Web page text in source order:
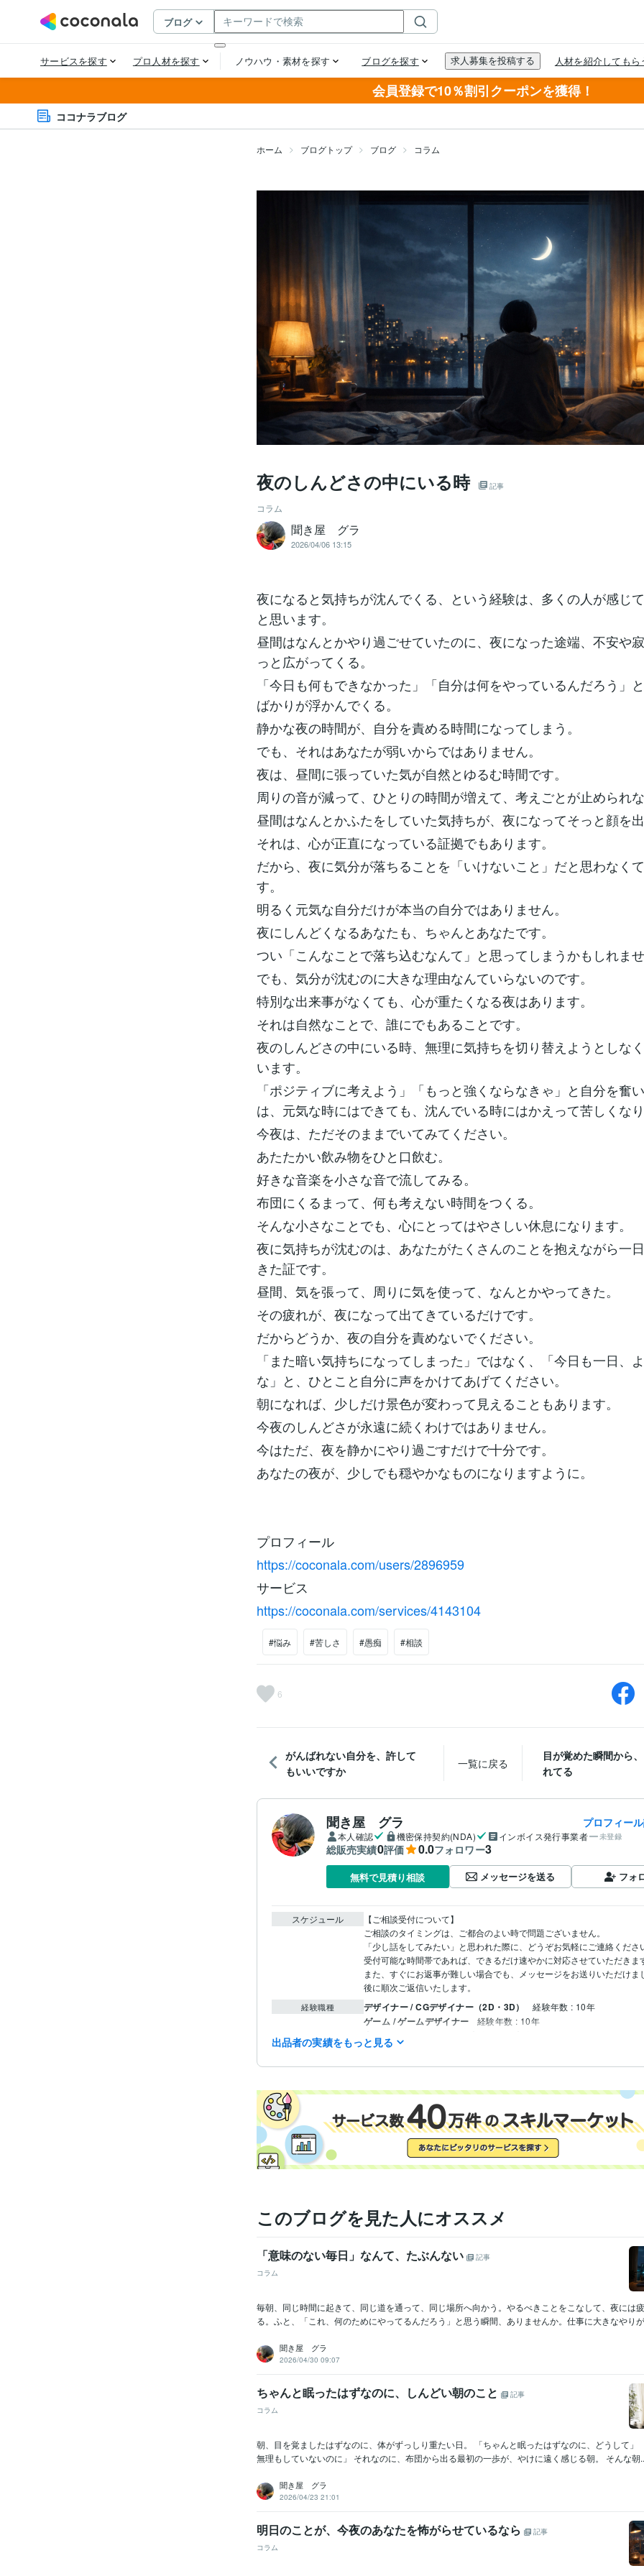
会員登録で10％割引クーポンを獲得！
ココナラブログ
ホーム ブログトップ ブログ コラム
夜のしんどさの中にいる時 記事
コラム
聞き屋 グラ
2026/04/06 13:15
夜になると気持ちが沈んでくる、という経験は、多くの人が感じ
と思います。
昼間はなんとかやり過ごせていたのに、夜になった途端、不安や
っと広がってくる。
「今日も何もできなかった」「自分は何をやっているんだろう」
ばかりが浮かんでくる。
静かな夜の時間が、自分を責める時間になってしまう。
でも、それはあなたが弱いからではありません。
夜は、昼間に張っていた気が自然とゆるむ時間です。
周りの音が減って、ひとりの時間が増えて、考えごとが止められな
昼間はなんとかふたをしていた気持ちが、夜になってそっと顔を出
それは、心が正直になっている証拠でもあります。
だから、夜に気分が落ちることを「いけないこと」だと思わなく
す。
明るく元気な自分だけが本当の自分ではありません。
夜にしんどくなるあなたも、ちゃんとあなたです。
つい「こんなことで落ち込むなんて」と思ってしまうかもしれませ
でも、気分が沈むのに大きな理由なんていらないのです。
特別な出来事がなくても、心が重たくなる夜はあります。
それは自然なことで、誰にでもあることです。
夜のしんどさの中にいる時、無理に気持ちを切り替えようとしな
います。
「ポジティブに考えよう」「もっと強くならなきゃ」と自分を奮
は、元気な時にはできても、沈んでいる時にはかえって苦しくなり
今夜は、ただそのままでいてみてください。
あたたかい飲み物をひと口飲む。
好きな音楽を小さな音で流してみる。
布団にくるまって、何も考えない時間をつくる。
そんな小さなことでも、心にとってはやさしい休息になります。
夜に気持ちが沈むのは、あなたがたくさんのことを抱えながら一
きた証です。
昼間、気を張って、周りに気を使って、なんとかやってきた。
その疲れが、夜になって出てきているだけです。
だからどうか、夜の自分を責めないでください。
「また暗い気持ちになってしまった」ではなく、「今日も一日、
な」と、ひとこと自分に声をかけてあげてください。
朝になれば、少しだけ景色が変わって見えることもあります。
今夜のしんどさが永遠に続くわけではありません。
今はただ、夜を静かにやり過ごすだけで十分です。
あなたの夜が、少しでも穏やかなものになりますように。
プロフィール
https://coconala.com/users/2896959
サービス
https://coconala.com/services/4143104
#悩み #苦しさ #愚痴 #相談
6
がんばれない自分を、許して
もいいですか
一覧に戻る
目が覚めた瞬間から
れてる
聞き屋 グラ プロフィー
本人確認 機密保持契約(NDA) インボイス発行事業者 未登録
総販売実績0評価 0.0フォロワー3
無料で見積り相談 メッセージを送る フォ
スケジュール
【ご相談受付について】
ご相談のタイミングは、ご都合のよい時で問題ございません。
「少し話をしてみたい」と思われた際に、どうぞお気軽にご連絡くださ
受付可能な時間帯であれば、できるだけ速やかに対応させていただきま
また、すぐにお返事が難しい場合でも、メッセージをお送りいただけま
後に順次ご返信いたします。
経験職種 デザイナー / CGデザイナー（2D・3D） 経験年数 : 10年
ゲーム / ゲームデザイナー 経験年数 : 10年
事務・ビジネスサポート / 事務（一般事務）
ライフスタイル・その他 / ゲーマー
ライフスタイル・その他 / イベント司会 経験年数 : 3年
学歴 バンタンJカレッジ 1995年3月 ~ 1995年9月
神奈川県立平塚職業訓練校
出品者の実績をもっと見る
このブログを見た人にオススメ
「意味のない毎日」なんて、たぶんない
記事
コラム
毎朝、同じ時間に起きて、同じ道を通って、同じ場所へ向かう。やるべきことをこなして、夜には
る。ふと、「これ、何のためにやってるんだろう」と思う瞬間、ありませんか。仕事に大きなやり
聞き屋 グラ
2026/04/30 09:07
ちゃんと眠ったはずなのに、しんどい朝のこと
記事
コラム
朝、目を覚ましたはずなのに、体がずっしり重たい日。 「ちゃんと眠ったはずなのに、どうして」
無理もしていないのに」 それなのに、布団から出る最初の一歩が、やけに遠く感じる朝。 そんな朝
聞き屋 グラ
2026/04/23 21:01
明日のことが、今夜のあなたを怖がらせているなら
記事
コラム